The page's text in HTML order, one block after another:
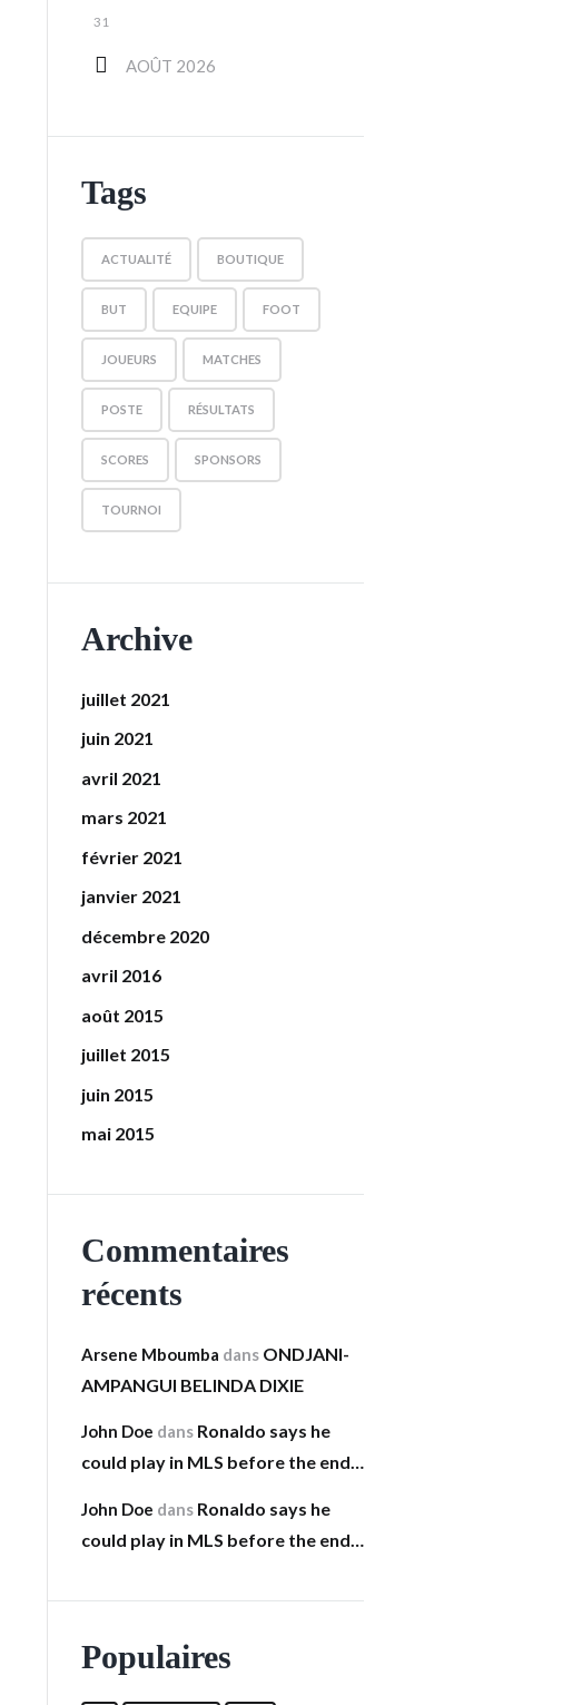
AOÛT 2026
31
Tags
ACTUALITÉ BOUTIQUE
BUT EQUIPE FOOT
JOUEURS MATCHES
POSTE RÉSULTATS
SCORES SPONSORS
TOURNOI
Archive
juillet 2021
juin 2021
avril 2021
mars 2021
février 2021
janvier 2021
décembre 2020
avril 2016
août 2015
juillet 2015
juin 2015
mai 2015
Commentaires
récents
Arsene Mboumba dans ONDJANI-
AMPANGUI BELINDA DIXIE
John Doe dans Ronaldo says he
could play in MLS before the end…
John Doe dans Ronaldo says he
could play in MLS before the end…
Populaires